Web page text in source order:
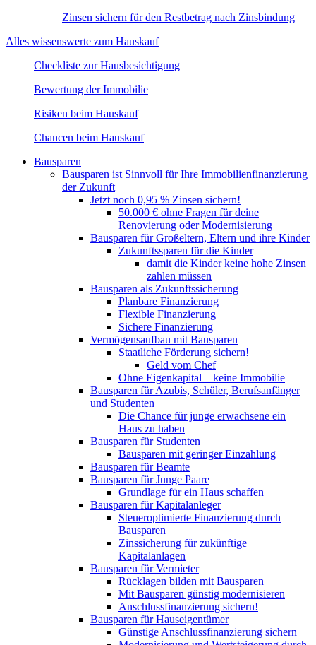
Zinsen sichern für den Restbetrag nach Zinsbindung
Alles wissenswerte zum Hauskauf
Checkliste zur Hausbesichtigung
Bewertung der Immobilie
Risiken beim Hauskauf
Chancen beim Hauskauf
Bausparen
Bausparen ist Sinnvoll für Ihre Immobilienfinanzierung
der Zukunft
Jetzt noch 0,95 % Zinsen sichern!
50.000 € ohne Fragen für deine
Renovierung oder Modernisierung​
Bausparen für Großeltern, Eltern und ihre Kinder
Zukunftssparen für die Kinder
damit die Kinder keine hohe Zinsen
zahlen müssen
Bausparen als Zukunftssicherung​​
Planbare Finanzierung
Flexible Finanzierung
Sichere Finanzierung
Vermögensaufbau mit Bausparen
Staatliche Förderung sichern!
Geld vom Chef
Ohne Eigenkapital – keine Immobilie
Bausparen für Azubis, Schüler, Berufsanfänger
und Studenten
Die Chance für junge erwachsene ein
Haus zu haben
Bausparen für Studenten
Bausparen mit geringer Einzahlung
Bausparen für Beamte
Bausparen für Junge Paare
Grundlage für ein Haus schaffen
Bausparen für Kapitalanleger
Steueroptimierte Finanzierung durch
Bausparen
Zinssicherung für zukünftige
Kapitalanlagen
Bausparen für Vermieter
Rücklagen bilden mit Bausparen
Mit Bausparen günstig modernisieren
Anschlussfinanzierung sichern!
Bausparen für Hauseigentümer
Günstige Anschlussfinanzierung sichern